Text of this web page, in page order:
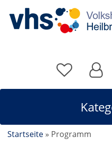
Startseite » Programm